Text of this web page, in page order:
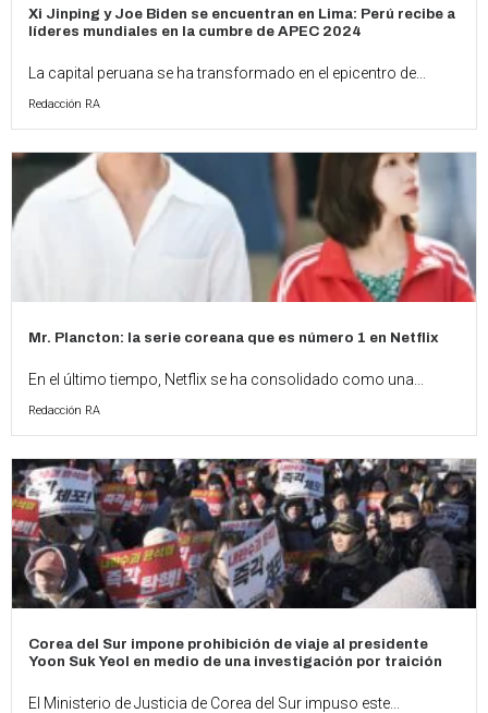
Xi Jinping y Joe Biden se encuentran en Lima: Perú recibe a
líderes mundiales en la cumbre de APEC 2024
La capital peruana se ha transformado en el epicentro de...
Redacción RA
Mr. Plancton: la serie coreana que es número 1 en Netflix
En el último tiempo, Netflix se ha consolidado como una...
Redacción RA
Corea del Sur impone prohibición de viaje al presidente
Yoon Suk Yeol en medio de una investigación por traición
El Ministerio de Justicia de Corea del Sur impuso este...